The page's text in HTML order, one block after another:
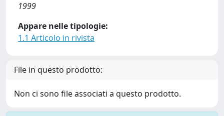
1999
Appare nelle tipologie:
1.1 Articolo in rivista
File in questo prodotto:
Non ci sono file associati a questo prodotto.